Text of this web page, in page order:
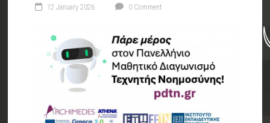
12 January 2026 0 Comment